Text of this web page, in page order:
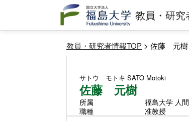
教員・研究
教員・研究者情報TOP > 佐藤 元樹
サトウ モトキ SATO Motoki
佐藤 元樹
所属
福島大学 人
職種
准教授